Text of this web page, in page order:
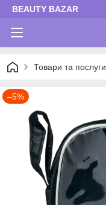
BEAUTY BAZAR
Товари та послуги
–5%